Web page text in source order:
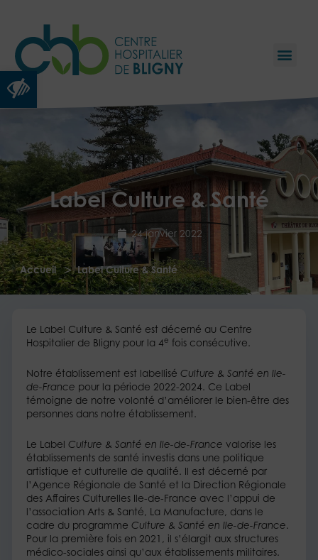
Ouvrir la barre d’outils
Label Culture & Santé
24 janvier 2022
Accueil > Label Culture & Santé
Le Label Culture & Santé est décerné au Centre
Hospitalier de Bligny pour la 4e fois consécutive.
Notre établissement est labelliséCulture & Santé en Ile-
de-France pour la période 2022-2024. Ce Label
témoigne de notre volonté d’améliorer le bien-être des
personnes dans notre établissement.
Le LabelCulture & Santé en Ile-de-France valorise les
établissements de santé investis dans une politique
artistique et culturelle de qualité. Il est décerné par
l’Agence Régionale de Santé et la Direction Régionale
des Affaires Culturelles Ile-de-France avec l’appui de
l’association Arts & Santé, La Manufacture, dans le
cadre du programmeCulture & Santé en Ile-de-France.
Pour la première fois en 2021, il s’élargit aux structures
médico-sociales ainsi qu’aux établissements militaires.